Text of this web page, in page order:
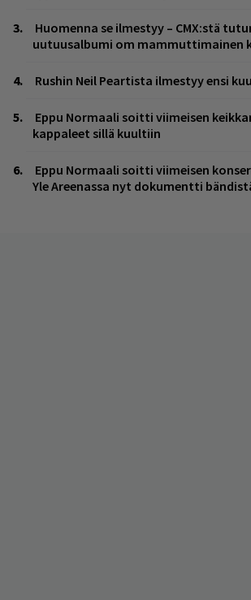
Huomenna se ilmestyy – CMX:stä
uutuusalbumi om mammuttimainen
Rushin Neil Peartista ilmestyy ensi
Eppu Normaali soitti viimeisen
kappaleet sillä kuultiin
Eppu Normaali soitti viimeisen
Yle Areenassa nyt dokumentti